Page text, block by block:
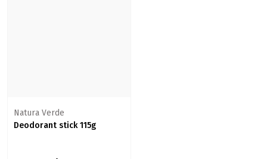
Natura Verde
Deodorant stick 115g